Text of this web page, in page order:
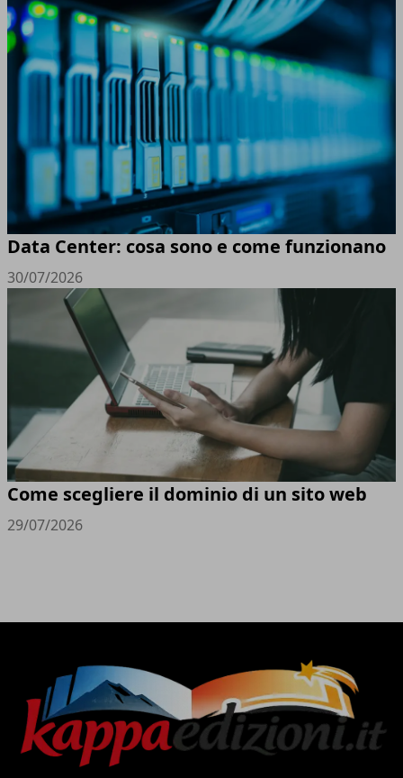
Data Center: cosa sono e come funzionano
30/07/2026
Come scegliere il dominio di un sito web
29/07/2026